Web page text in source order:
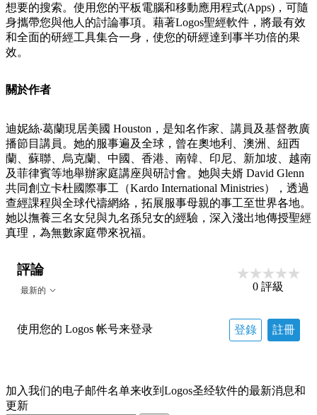
想要的搜索。使用您的平板電腦和移動應用程式(Apps)，可隨
身攜帶您與他人的討論事項。藉著Logos聖經軟件，將最有效
和全面的研經工具集合一身，使您的研經達到事半功倍的果
效。
關於作者
迪妮絲‧葛蘭現居美國 Houston，是知名作家、講員及基督教廣
播節目講員。她的服事遍及全球，曾在奧地利、澳洲、紐西
蘭、蘇聯、烏克蘭、中國、香港、南韓、印尼、新加坡、越南
及菲律賓等地舉辦家庭講座與研討會。她與夫婿 David Glenn
共同創立卡杜國際事工（Kardo International Ministries），透過
查經課程與全球代禱網絡，拓展服事母親的事工至世界各地。
她以撫養三名女兒與九名孫兒女的經驗，深入淺出地傳授聖經
真理，為無數家庭帶來祝福。
評論
最新的 0 評級
使用您的 Logos 帐号来登录 登錄 註冊
加入我们的电子邮件名单来收到Logos圣经软件的最新消息和
更新